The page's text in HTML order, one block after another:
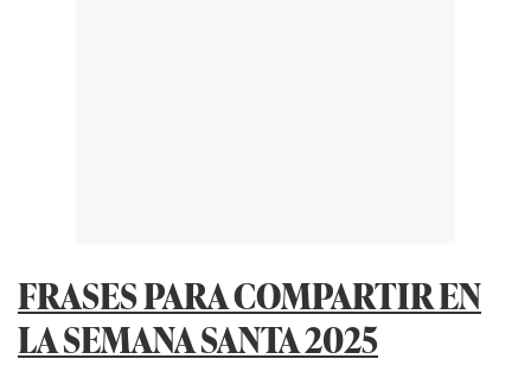
FRASES PARA COMPARTIR EN
LA SEMANA SANTA 2025